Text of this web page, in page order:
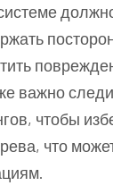
важно
чтобы
что